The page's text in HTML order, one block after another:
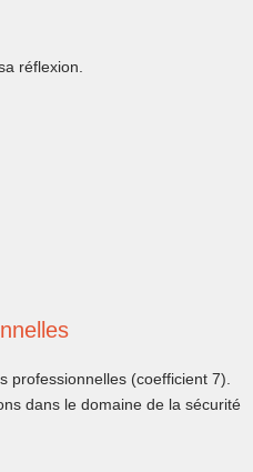
réflexion.
professionnelles (coefficient 7).
dans le domaine de la sécurité